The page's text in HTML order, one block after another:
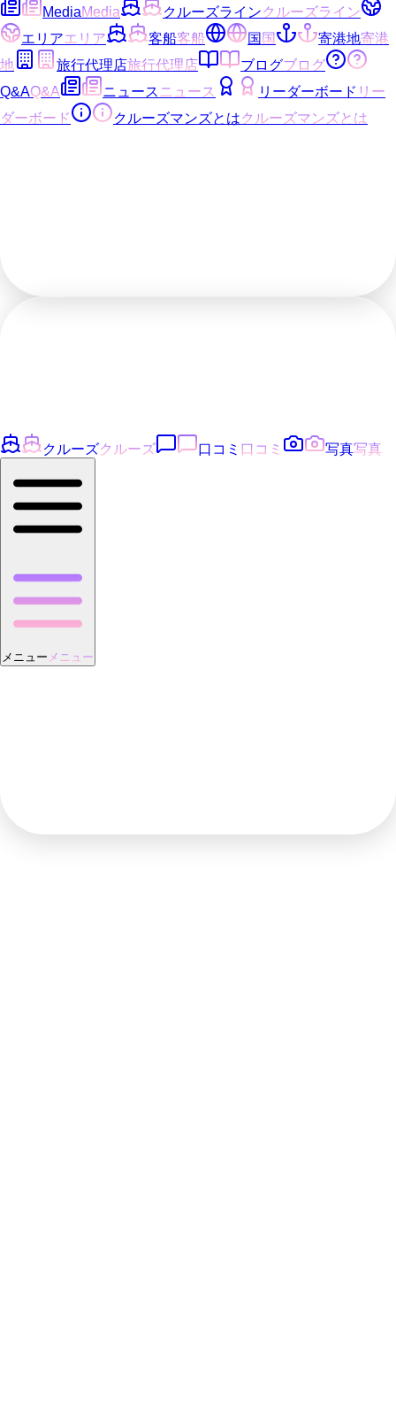
MediaMedia クルーズラインクルーズライン
エリアエリア 客船客船 国国 寄港地寄港
地
旅行代理店旅行代理店 ブログブログ
Q&AQ&A ニュース ニュース リーダーボード リー
ダーボード
クルーズマンズとはクルーズマンズとは
クルーズクルーズ 口コミ 口コミ 写真写真
メニュー メニュー